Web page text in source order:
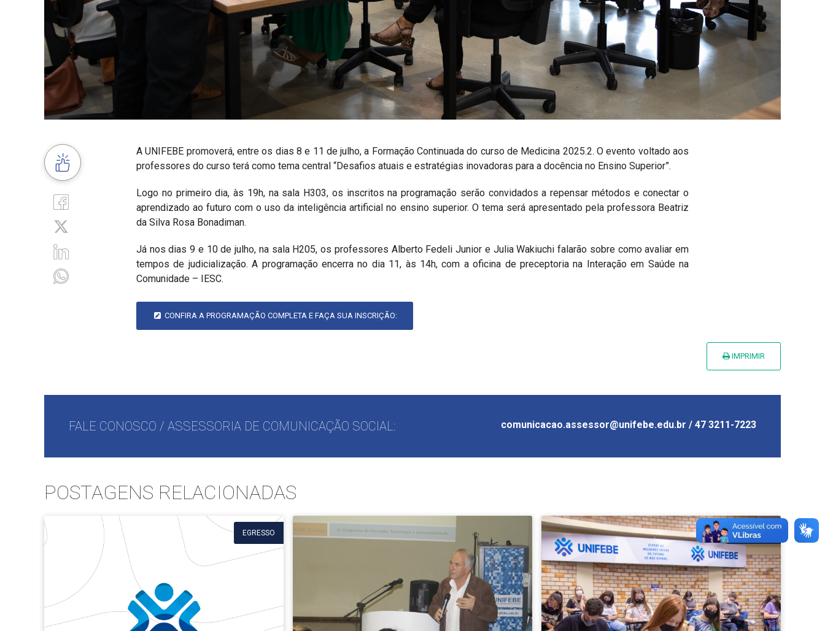
A UNIFEBE promoverá, entre os dias 8 e 11 de julho, a Formação Continuada do curso de Medicina 2025.2. O evento voltado aos
professores do curso terá como tema central “Desafios atuais e estratégias inovadoras para a docência no Ensino Superior”.
Logo no primeiro dia, às 19h, na sala H303, os inscritos na programação serão convidados a repensar métodos e conectar o
aprendizado ao futuro com o uso da inteligência artificial no ensino superior. O tema será apresentado pela professora Beatriz
da Silva Rosa Bonadiman.
Já nos dias 9 e 10 de julho, na sala H205, os professores Alberto Fedeli Junior e Julia Wakiuchi falarão sobre como avaliar em
tempos de judicialização. A programação encerra no dia 11, às 14h, com a oficina de preceptoria na Interação em Saúde na
Comunidade – IESC.
CONFIRA A PROGRAMAÇÃO COMPLETA E FAÇA SUA INSCRIÇÃO:
IMPRIMIR
FALE CONOSCO / ASSESSORIA DE COMUNICAÇÃO SOCIAL: comunicacao.assessor@unifebe.edu.br / 47 3211-7223
POSTAGENS RELACIONADAS
EGRESSO DESTAQUE